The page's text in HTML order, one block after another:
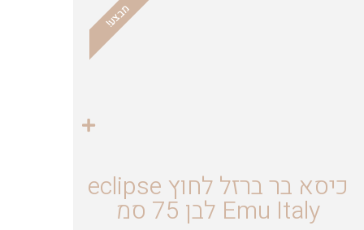
מבצע!
כיסא בר ברזל לחוץ eclipse
Emu Italy לבן 75 סמ